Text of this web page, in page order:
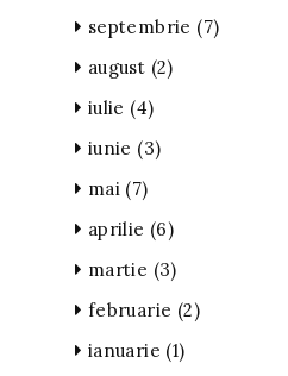
septembrie (7)
august (2)
iulie (4)
iunie (3)
mai (7)
aprilie (6)
martie (3)
februarie (2)
ianuarie (1)